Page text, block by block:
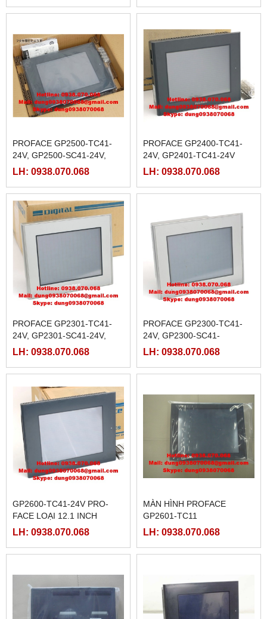
PROFACE GP2500-TC41-
24V, GP2500-SC41-24V,
GP2500-LG41-24V
LH: 0938.070.068
PROFACE GP2400-TC41-
24V, GP2401-TC41-24V
LH: 0938.070.068
PROFACE GP2301-TC41-
24V, GP2301-SC41-24V,
GP2301-LG41-24V
LH: 0938.070.068
PROFACE GP2300-TC41-
24V, GP2300-SC41-
24V,GP2300-LG41-24V,
LH: 0938.070.068
GP2600-TC41-24V PRO-
FACE LOẠI 12.1 INCH
LH: 0938.070.068
MÀN HÌNH PROFACE
GP2601-TC11
LH: 0938.070.068